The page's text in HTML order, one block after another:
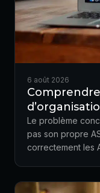
6 août 2026
Comprendre
Le problème
pas son propre
correctement les